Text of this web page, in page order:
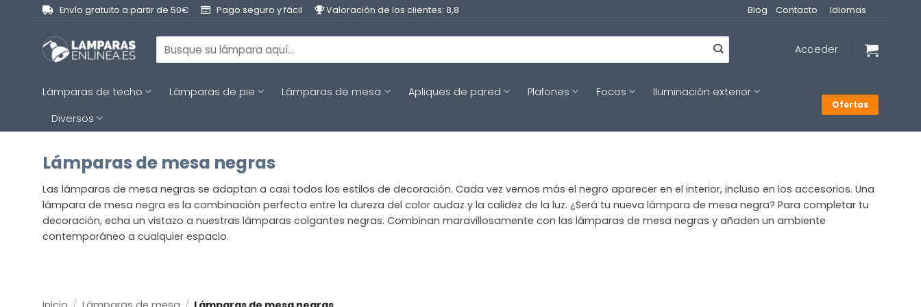
contenido
Envío gratuito a partir de 50€ Pago seguro y fácil Valoración de los clientes: 8,8 Blog Contacto Idiomas
Buscar
por:
Acceder
Lámparas de techo Lámparas de pie Lámparas de mesa Apliques de pared Plafones Focos
Iluminación exterior
Diversos
Ofertas
Lámparas de mesa negras
Las lámparas de mesa negras se adaptan a casi todos los estilos de decoración. Cada vez vemos más el negro aparecer en el interior, incluso en los accesorios. Una
lámpara de mesa negra es la combinación perfecta entre la dureza del color audaz y la calidez de la luz. ¿Será tu nueva lámpara de mesa negra? Para completar tu
decoración, echa un vistazo a nuestras lámparas colgantes negras. Combinan maravillosamente con las lámparas de mesa negras y añaden un ambiente
contemporáneo a cualquier espacio.